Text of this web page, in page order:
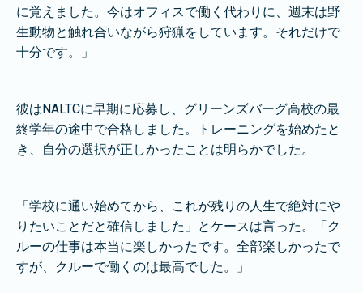
に覚えました。今はオフィスで働く代わりに、週末は野
生動物と触れ合いながら狩猟をしています。それだけで
十分です。」
彼はNALTCに早期に応募し、グリーンズバーグ高校の最
終学年の途中で合格しました。トレーニングを始めたと
き、自分の選択が正しかったことは明らかでした。
「学校に通い始めてから、これが残りの人生で絶対にや
りたいことだと確信しました」とケースは言った。「ク
ルーの仕事は本当に楽しかったです。全部楽しかったで
すが、クルーで働くのは最高でした。」